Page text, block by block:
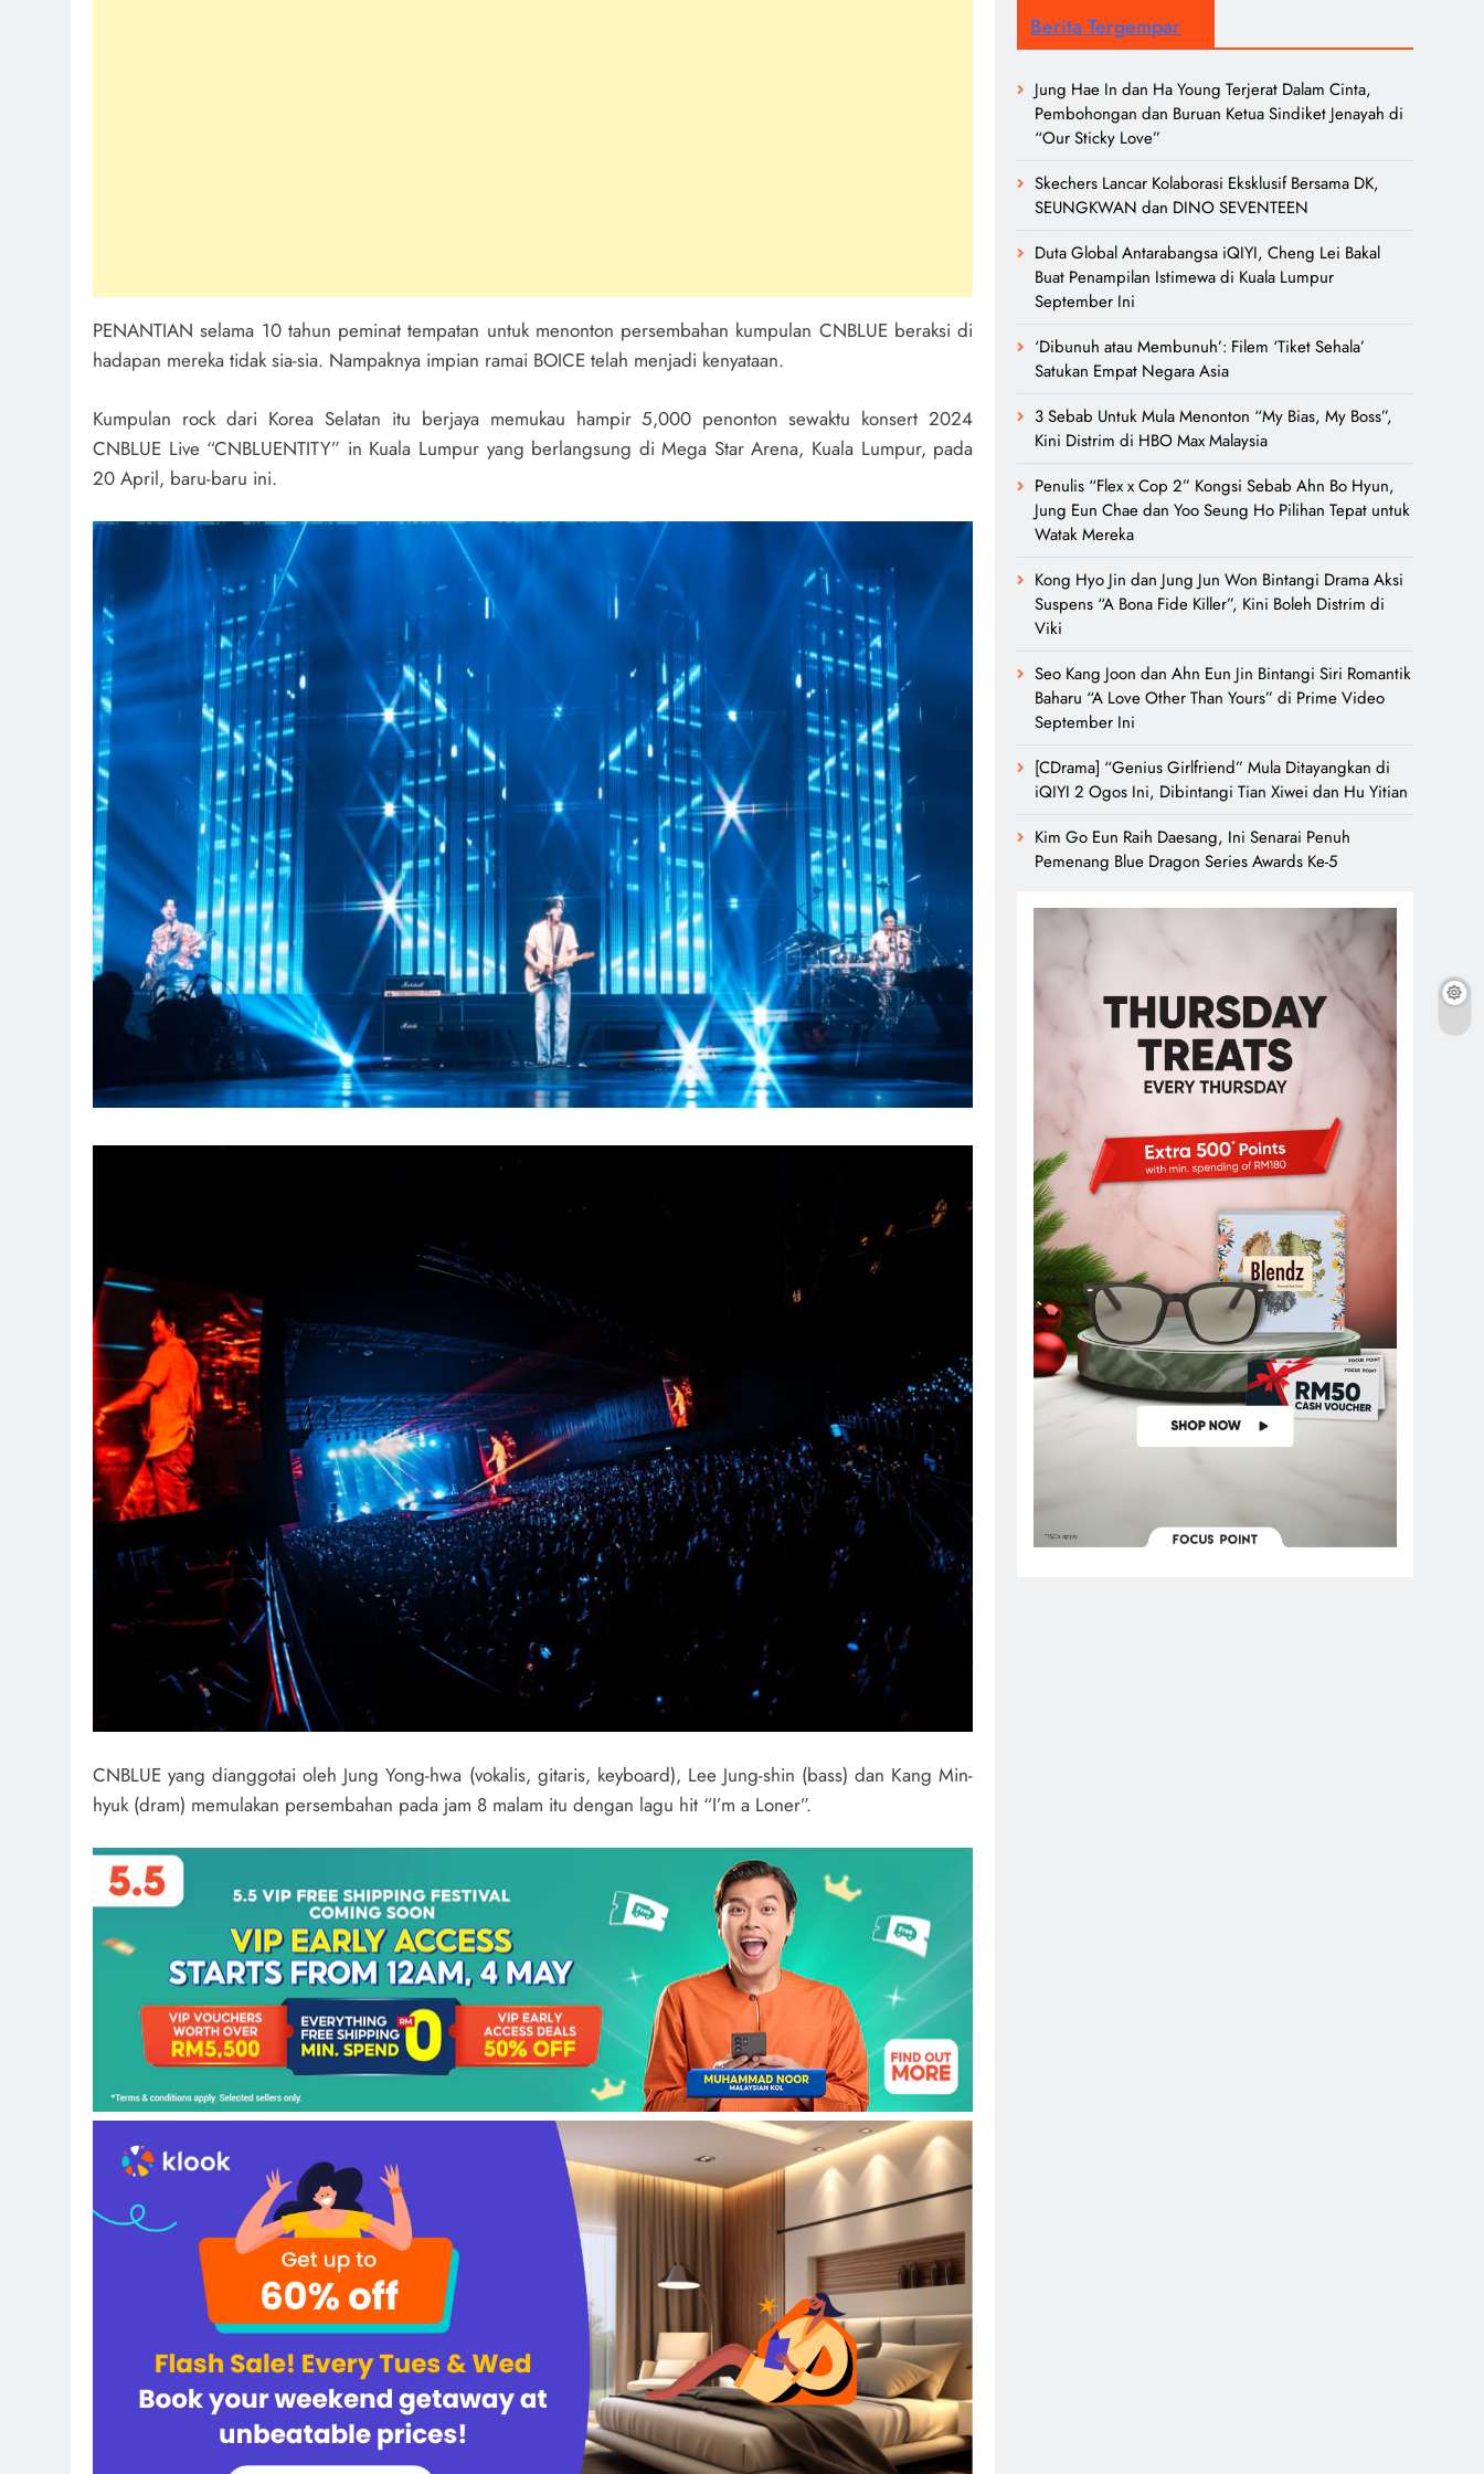
PENANTIAN selama 10 tahun peminat tempatan untuk menonton persembahan kumpulan CNBLUE beraksi di
hadapan mereka tidak sia-sia. Nampaknya impian ramai BOICE telah menjadi kenyataan.
Kumpulan rock dari Korea Selatan itu berjaya memukau hampir 5,000 penonton sewaktu konsert 2024
CNBLUE Live “CNBLUENTITY” in Kuala Lumpur yang berlangsung di Mega Star Arena, Kuala Lumpur, pada
20 April, baru-baru ini.
CNBLUE yang dianggotai oleh Jung Yong-hwa (vokalis, gitaris, keyboard), Lee Jung-shin (bass) dan Kang Min-
hyuk (dram) memulakan persembahan pada jam 8 malam itu dengan lagu hit “I’m a Loner”.
Berita Tergempar
Jung Hae In dan Ha Young Terjerat Dalam Cinta,
Pembohongan dan Buruan Ketua Sindiket Jenayah di
“Our Sticky Love”
Skechers Lancar Kolaborasi Eksklusif Bersama DK,
SEUNGKWAN dan DINO SEVENTEEN
Duta Global Antarabangsa iQIYI, Cheng Lei Bakal
Buat Penampilan Istimewa di Kuala Lumpur
September Ini
‘Dibunuh atau Membunuh’: Filem ‘Tiket Sehala’
Satukan Empat Negara Asia
3 Sebab Untuk Mula Menonton “My Bias, My Boss”,
Kini Distrim di HBO Max Malaysia
Penulis “Flex x Cop 2” Kongsi Sebab Ahn Bo Hyun,
Jung Eun Chae dan Yoo Seung Ho Pilihan Tepat untuk
Watak Mereka
Kong Hyo Jin dan Jung Jun Won Bintangi Drama Aksi
Suspens “A Bona Fide Killer”, Kini Boleh Distrim di
Viki
Seo Kang Joon dan Ahn Eun Jin Bintangi Siri Romantik
Baharu “A Love Other Than Yours” di Prime Video
September Ini
[CDrama] “Genius Girlfriend” Mula Ditayangkan di
iQIYI 2 Ogos Ini, Dibintangi Tian Xiwei dan Hu Yitian
Kim Go Eun Raih Daesang, Ini Senarai Penuh
Pemenang Blue Dragon Series Awards Ke-5